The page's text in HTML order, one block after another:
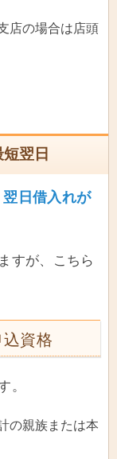
店の場合は店頭
翌日
日借入れが
すが、こちら
資格
。
の親族または本